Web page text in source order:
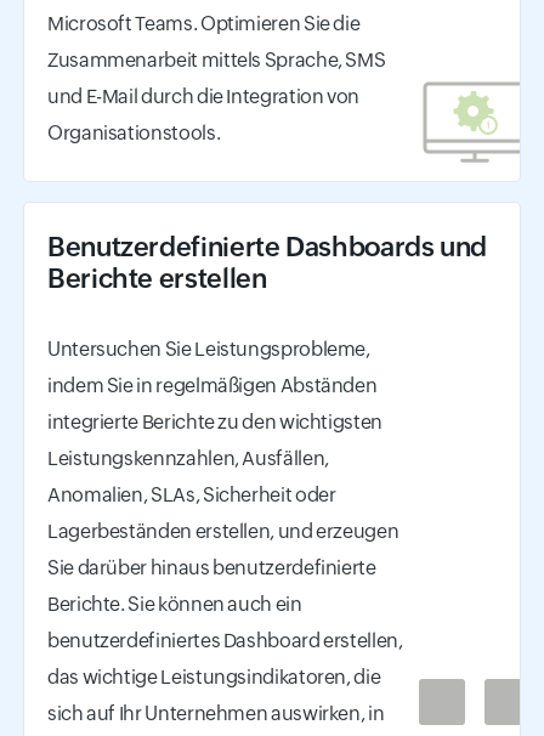
Microsoft Teams. Optimieren Sie die
Zusammenarbeit mittels Sprache, SMS
und E-Mail durch die Integration von
Organisationstools.
Benutzerdefinierte Dashboards und
Berichte erstellen
Untersuchen Sie Leistungsprobleme,
indem Sie in regelmäßigen Abständen
integrierte Berichte zu den wichtigsten
Leistungskennzahlen, Ausfällen,
Anomalien, SLAs, Sicherheit oder
Lagerbeständen erstellen, und erzeugen
Sie darüber hinaus benutzerdefinierte
Berichte. Sie können auch ein
benutzerdefiniertes Dashboard erstellen,
das wichtige Leistungsindikatoren, die
sich auf Ihr Unternehmen auswirken, in